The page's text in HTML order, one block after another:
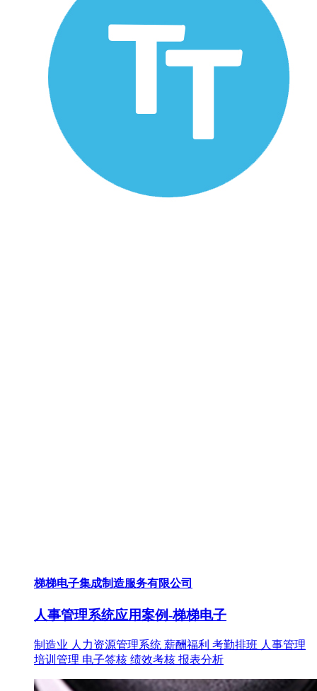
梯梯电子集成制造服务有限公司
人事管理系统应用案例-梯梯电子
制造业 人力资源管理系统 薪酬福利 考勤排班 人事管理
培训管理 电子签核 绩效考核 报表分析